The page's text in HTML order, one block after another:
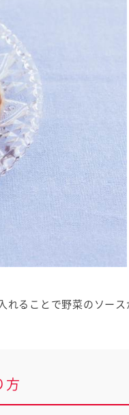
レビ・ラジオ
ることで野菜のソース
方